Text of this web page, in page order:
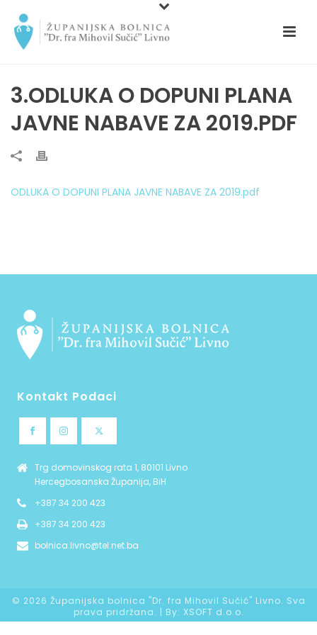
3.ODLUKA O DOPUNI PLANA
JAVNE NABAVE ZA 2019.PDF
ODLUKA O DOPUNI PLANA JAVNE NABAVE ZA 2019.pdf
Kontakt Podaci
Trg domovinskog rata 1, 80101 Livno
Hercegbosanska Županija, BiH
+387 34 200 423
+387 34 200 423
bolnica.livno@tel.net.ba
© 2026 Županijska bolnica "Dr. fra Mihovil Sučić" Livno. Sva
prava pridržana. | By: XSOFT d.o.o.